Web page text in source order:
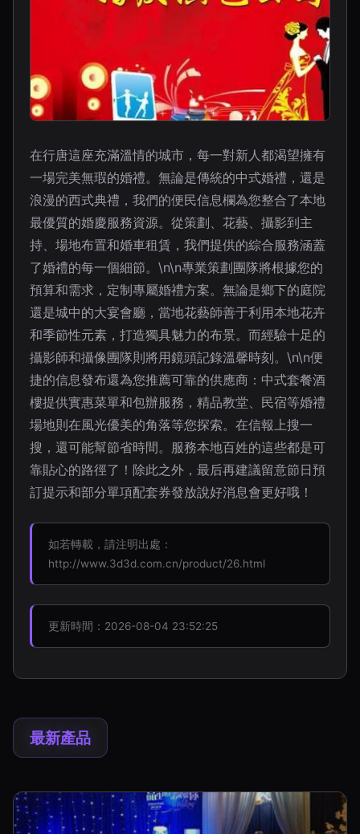
在行唐這座充滿溫情的城市，每一對新人都渴望擁有
一場完美無瑕的婚禮。無論是傳統的中式婚禮，還是
浪漫的西式典禮，我們的便民信息欄為您整合了本地
最優質的婚慶服務資源。從策劃、花藝、攝影到主
持、場地布置和婚車租賃，我們提供的綜合服務涵蓋
了婚禮的每一個細節。\n\n專業策劃團隊將根據您的
預算和需求，定制專屬婚禮方案。無論是鄉下的庭院
還是城中的大宴會廳，當地花藝師善于利用本地花卉
和季節性元素，打造獨具魅力的布景。而經驗十足的
攝影師和攝像團隊則將用鏡頭記錄溫馨時刻。\n\n便
捷的信息發布還為您推薦可靠的供應商：中式套餐酒
樓提供實惠菜單和包辦服務，精品教堂、民宿等婚禮
場地則在風光優美的角落等您探索。在信報上搜一
搜，還可能幫節省時間。服務本地百姓的這些都是可
靠貼心的路徑了！除此之外，最后再建議留意節日預
訂提示和部分單項配套券發放說好消息會更好哦！
如若轉載，請注明出處：
http://www.3d3d.com.cn/product/26.html
更新時間：2026-08-04 23:52:25
最新產品